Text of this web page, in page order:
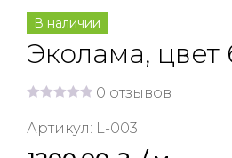
В наличии
Эколама, цвет
ц
е
0 отзывов
Артикул: L-003